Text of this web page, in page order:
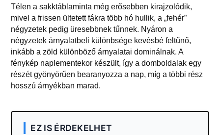
Télen a sakktáblaminta még erősebben kirajzolódik,
mivel a frissen ültetett fákra több hó hullik, a „fehér”
négyzetek pedig üresebbnek tűnnek. Nyáron a
négyzetek árnyalatbeli különbsége kevésbé feltűnő,
inkább a zöld különböző árnyalatai dominálnak. A
fénykép naplementekor készült, így a domboldalak egy
részét gyönyörűen bearanyozza a nap, míg a többi rész
hosszú árnyékban marad.
EZ IS ÉRDEKELHET